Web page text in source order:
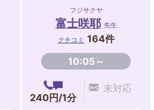
フジサクヤ
富士咲耶 先生
クチコミ 164件
10:05～
240円/1分
未対応